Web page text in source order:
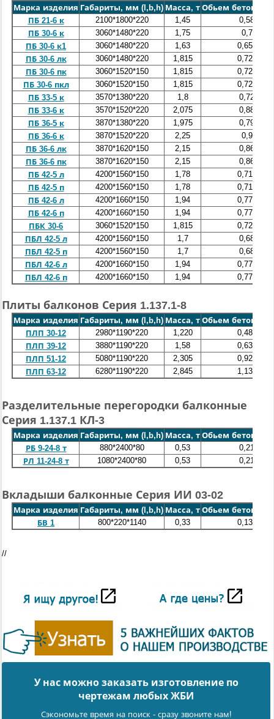
Марка изделия Габариты, мм (l,b,h) Масса, т Обьем бетона,
ПБ 21-6 к
2100*1800*220 1,45
0,58
ПБ 30-6 к
3060*1480*220 1,75
0,7
ПБ 30-6 к1
3060*1480*220 1,63
0,652
ПБ 30-6 лк
3060*1480*220 1,815
0,726
ПБ 30-6 пк
3060*1520*150 1,815
0,726
ПБ 30-6 пкл
3060*1520*150 1,815
0,726
ПБ 33-5 к
3570*1380*220 1,8
0,72
ПБ 33-6 к
3570*1520*220 2,075
0,88
ПБ 36-5 к
3870*1380*220 1,975
0,79
ПБ 36-6 к
3870*1520*220 2,25
0,9
ПБ 36-6 лк
3870*1620*150 2,15
0,86
ПБ 36-6 пк
3870*1620*150 2,15
0,86
ПБ 42-5 л
4200*1560*150 1,78
0,712
ПБ 42-5 п
4200*1560*150 1,78
0,712
ПБ 42-6 л
4200*1660*150 1,94
0,775
ПБ 42-6 п
4200*1660*150 1,94
0,775
ПБК 30-6
3060*1520*150 1,815
0,726
ПБЛ 42-5 л
4200*1560*150 1,7
0,68
ПБЛ 42-5 п
4200*1560*150 1,7
0,68
ПБЛ 42-6 л
4200*1660*150 1,94
0,775
ПБЛ 42-6 п
4200*1660*150 1,94 0,775
Плиты балконов Серия 1.137.1-8
Марка изделия Габариты, мм (l,b,h) Масса, т Обьем бетона,
ПЛП 30-12
2980*1190*220 1,220
0,488
ПЛП 39-12
3880*1190*220 1,58
0,632
ПЛП 51-12
5080*1190*220 2,305
0,922
ПЛП 63-12
6280*1190*220 2,845 1,138
Разделительные перегородки балконные
Серия 1.137.1 КЛ-3
Марка изделия Габариты, мм (l,b,h) Масса, т Обьем бетона,
РБ 9-24-8 т
880*2400*80 0,53
0,21
РЛ 11-24-8 т
1080*2400*80 0,53 0,21
Вкладыши балконные Серия ИИ 03-02
Марка изделия Габариты, мм (l,b,h) Масса, т Обьем бетона,
БВ 1
800*220*1140 0,33 0,132
//
У нас можно заказать изготовление по
чертежам любых ЖБИ
Сэкономьте время на поиск - сразу звоните нам!